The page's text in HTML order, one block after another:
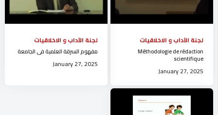
لجنة الآداب و الاخلاقيات
Méthodologie de rédaction
scientifique
January 27, 2025
لجنة الآداب و الاخلاقيات
مفهوم السرقة العلمية في الجامعة
January 27, 2025